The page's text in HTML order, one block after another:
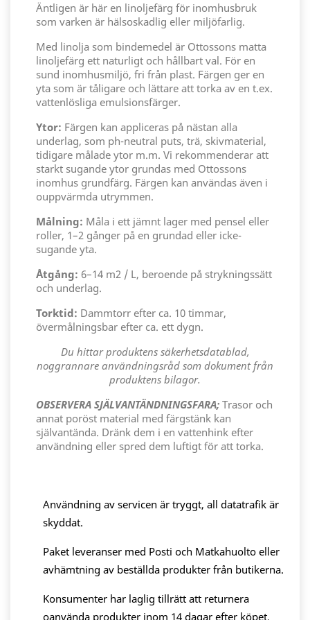
Äntligen är här en linoljefärg för inomhusbruk
som varken är hälsoskadlig eller miljöfarlig.
Med linolja som bindemedel är Ottossons matta
linoljefärg ett naturligt och hållbart val. För en
sund inomhusmiljö, fri från plast. Färgen ger en
yta som är tåligare och lättare att torka av en t.ex.
vattenlösliga emulsionsfärger.
Ytor: Färgen kan appliceras på nästan alla
underlag, som ph-neutral puts, trä, skivmaterial,
tidigare målade ytor m.m. Vi rekommenderar att
starkt sugande ytor grundas med Ottossons
inomhus grundfärg. Färgen kan användas även i
ouppvärmda utrymmen.
Målning: Måla i ett jämnt lager med pensel eller
roller, 1–2 gånger på en grundad eller icke-
sugande yta.
Åtgång: 6–14 m2 / L, beroende på strykningssätt
och underlag.
Torktid: Dammtorr efter ca. 10 timmar,
övermålningsbar efter ca. ett dygn.
Du hittar produktens säkerhetsdatablad,
noggrannare användningsråd som dokument från
produktens bilagor.
OBSERVERA SJÄLVANTÄNDNINGSFARA; Trasor och
annat poröst material med färgstänk kan
självantända. Dränk dem i en vattenhink efter
användning eller spred dem luftigt för att torka.
Användning av servicen är tryggt, all datatrafik är
skyddat.
Paket leveranser med Posti och Matkahuolto eller
avhämtning av beställda produkter från butikerna.
Konsumenter har laglig tillrätt att returnera
oanvända produkter inom 14 dagar efter köpet.